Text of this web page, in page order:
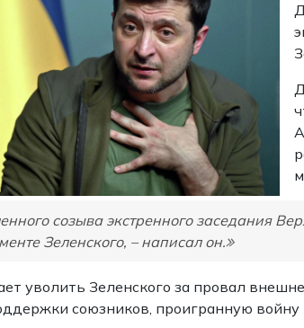
созыва экстренного заседания
Зеленского, – написал он.
уволить Зеленского за провал
союзников, проигранную